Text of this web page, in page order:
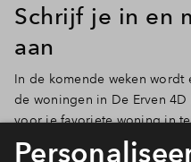
Schrijf je in en
aan
In de komende weken wordt
de woningen in De Erven
voor je favoriete woning in
Mijn Eigen Huis account